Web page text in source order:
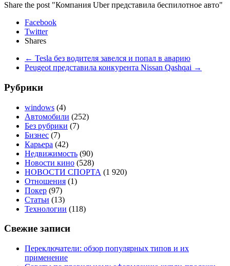
Share the post "Компания Uber представила беспилотное авто"
Facebook
Twitter
Shares
← Tesla без водителя завелся и попал в аварию
Peugeot представила конкурента Nissan Qashqai →
Рубрики
windows (4)
Автомобили (252)
Без рубрики (7)
Бизнес (7)
Карьера (42)
Недвижимость (90)
Новости кино (528)
НОВОСТИ СПОРТА (1 920)
Отношения (1)
Покер (97)
Статьи (13)
Технологии (118)
Свежие записи
Переключатели: обзор популярных типов и их
применение